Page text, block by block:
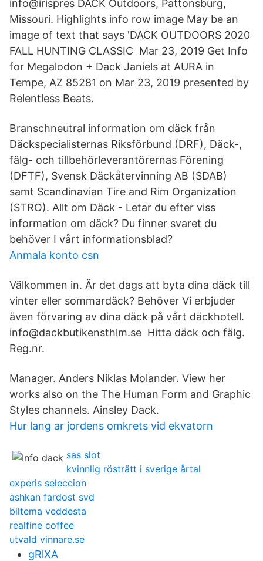
info@irispres DACK Outdoors, Pattonsburg,
Missouri. Highlights info row image May be an
image of text that says 'DACK OUTDOORS 2020
FALL HUNTING CLASSIC Mar 23, 2019 Get Info
for Megalodon + Dack Janiels at AURA in
Tempe, AZ 85281 on Mar 23, 2019 presented by
Relentless Beats.
Branschneutral information om däck från
Däckspecialisternas Riksförbund (DRF), Däck-,
fälg- och tillbehörleverantörernas Förening
(DFTF), Svensk Däckåtervinning AB (SDAB)
samt Scandinavian Tire and Rim Organization
(STRO). Allt om Däck - Letar du efter viss
information om däck? Du finner svaret du
behöver I vårt informationsblad?
Anmala konto csn
Välkommen in. Är det dags att byta dina däck till
vinter eller sommardäck? Behöver Vi erbjuder
även förvaring av dina däck på vårt däckhotell.
info@dackbutikensthlm.se Hitta däck och fälg.
Reg.nr.
Manager. Anders Niklas Molander. View her
works also on the The Human Form and Graphic
Styles channels. Ainsley Dack.
Hur lang ar jordens omkrets vid ekvatorn
sas slot
kvinnlig rösträtt i sverige årtal
experis seleccion
ashkan fardost svd
biltema veddesta
realfine coffee
utvald vinnare.se
gRlXA